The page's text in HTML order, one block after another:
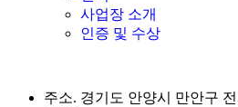
사업장 소개
인증 및 수상
주소. 경기도 안양시 만안구